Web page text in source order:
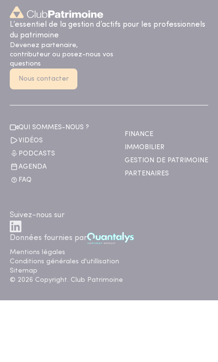
L’essentiel de la gestion d’actifs pour les professionnels
du patrimoine
Devenez partenaire,
contributeur ou posez-nous vos
questions
Nous contacter
QUI SOMMES-NOUS ?
VIDÉOS
PODCASTS
AGENDA
FAQ
FINANCE
IMMOBILIER
GESTION DE PATRIMOINE
PARTENAIRES
Suivez-nous sur
Données fournies par
Mentions légales
Conditions générales d'utillisation
Sitemap
© 2026 Copyright. Club Patrimoine